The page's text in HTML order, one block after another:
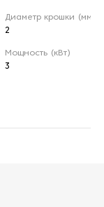
Диаметр крошки (мм)
2
Мощность (кВт)
3